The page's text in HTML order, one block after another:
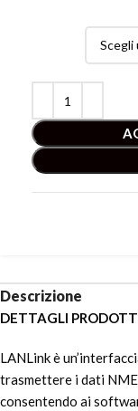
Descrizione
DETTAGLI
LANLink è
trasmettere i dati
consentendo ai